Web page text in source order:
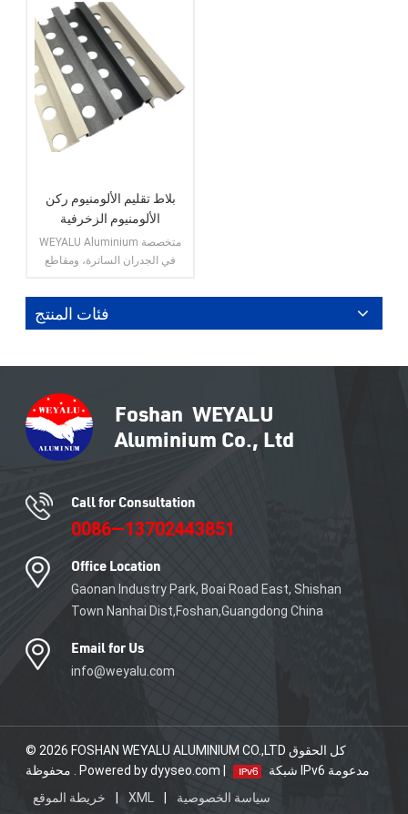
بلاط تقليم الألومنيوم ركن
الألومنيوم الزخرفية
الشخصي تخصيص الألومنيوم
الشخصي
WEYALU Aluminium متخصصة
في الجدران الساترة، ومقاطع
ومقاطع الألمنيوم العامة، وأبواب
الألمنيوم، ونوافذ الألمنيوم، وتقليم
بلاط الألمنيوم.
فئات المنتج
Call for Consultation
0086—13702443851
Office Location
Gaonan Industry Park, Boai Road East, Shishan
Town Nanhai Dist,Foshan,Guangdong China
Email for Us
info@weyalu.com
© 2026 FOSHAN WEYALU ALUMINIUM CO.,LTD كل الحقوق
محفوظة . Powered by dyyseo.com |
شبكة IPv6 مدعومة
XML سياسة الخصوصية